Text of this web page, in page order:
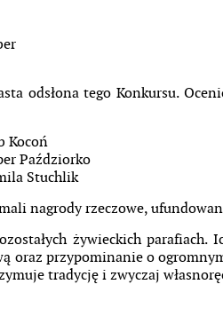
odsłona tego Konkursu.
Kocoń
Paździorko
Stuchlik
nagrody rzeczowe,
żywieckich
oraz przypominanie o
tradycję i zwyczaj